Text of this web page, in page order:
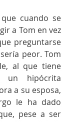
cuando se
a Tom en vez
preguntarse
peor. Tom
al que tiene
un hipócrita
a su esposa,
le ha dado
pese a ser